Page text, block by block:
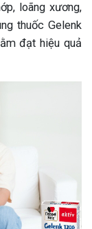
loãng xương,
thuốc Gelenk
đạt hiệu quả